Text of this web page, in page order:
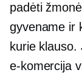
padėti
gyvename ir
kurie klauso.
e-komercija